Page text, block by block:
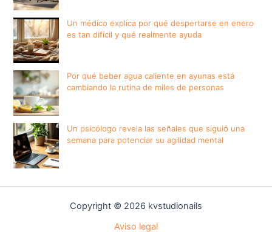
Un médico explica por qué despertarse en enero
es tan difícil y qué realmente ayuda
Por qué beber agua caliente en ayunas está
cambiando la rutina de miles de personas
Un psicólogo revela las señales que siguió una
semana para potenciar su agilidad mental
Copyright © 2026 kvstudionails
Aviso legal